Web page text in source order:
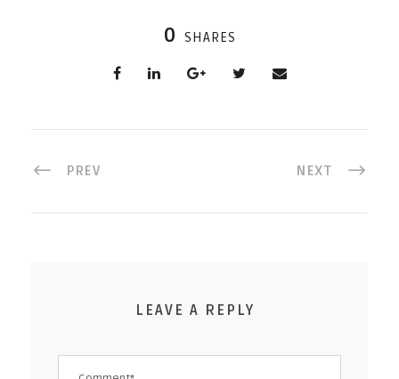
0 SHARES
PREV NEXT
LEAVE A REPLY